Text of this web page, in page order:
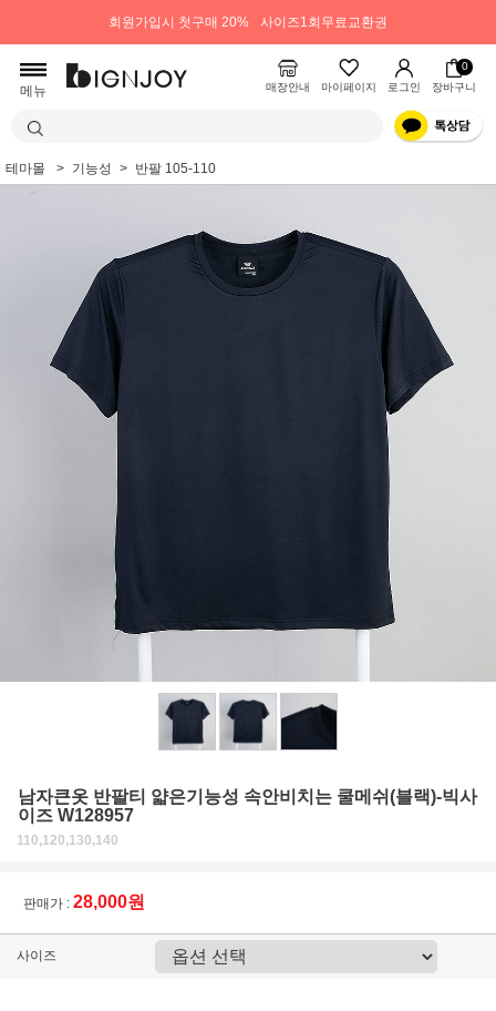
회원가입시 첫구매 20% 사이즈1회무료교환권
메뉴 매장안내 마이페이지 로그인
0
장바구니
테마몰 기능성 반팔 105-110
남자큰옷 반팔티 얇은기능성 속안비치는 쿨메쉬(블랙)-빅사
이즈 W128957
110,120,130,140
판매가 : 28,000원
사이즈